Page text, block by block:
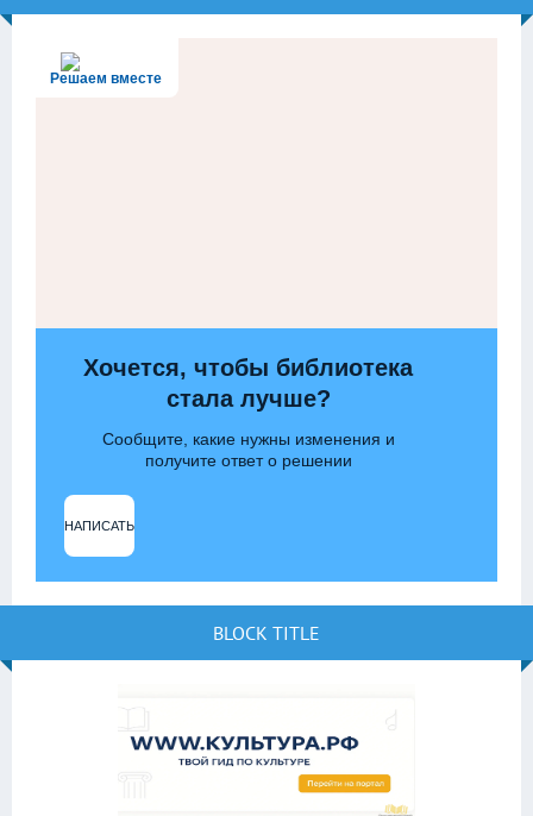
Решаем вместе
Хочется, чтобы библиотека
стала лучше?
Сообщите, какие нужны изменения и
получите ответ о решении
НАПИСАТЬ
BLOCK TITLE